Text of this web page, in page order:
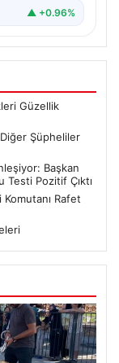
▲ +0.96%
Güzellik
Şüpheliler
Başkan
Testi Pozitif Çıktı
Rafet